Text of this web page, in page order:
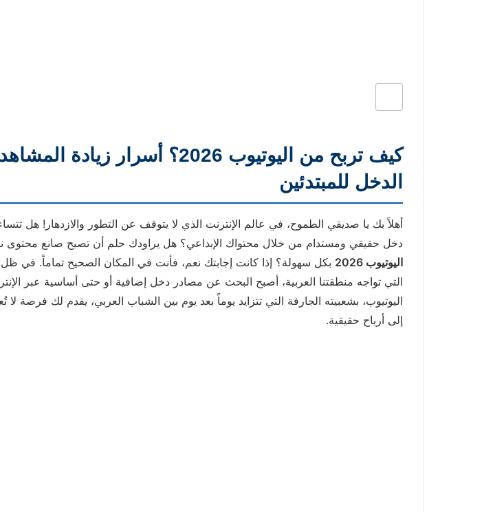
كيف تربح من اليوتيوب 2026؟ أسرار
الدخل للمبتدئين
أهلاً بك يا صديقي الطموح، في عالم الإنترنت الذي لا يتوقف عن التطور والازدهار! هل
دخل حقيقي ومستدام من خلال محتواك الإبداعي؟ هل يراودك حلم أن تصبح صانع محتوى
اليوتيوب 2026
بكل سهولة؟ إذا كانت إجابتك نعم، فأنت في المكان الصحيح تماماً. في ظل
التي تواجه منطقتنا العربية، أصبح البحث عن مصادر دخل إضافية أو حتى أساسية عبر
اليوتيوب، بشعبيته الجارفة التي تتزايد يوماً بعد يوم بين الشباب العربي، يقدم لك فرصة
إلى أرباح حقيقية.